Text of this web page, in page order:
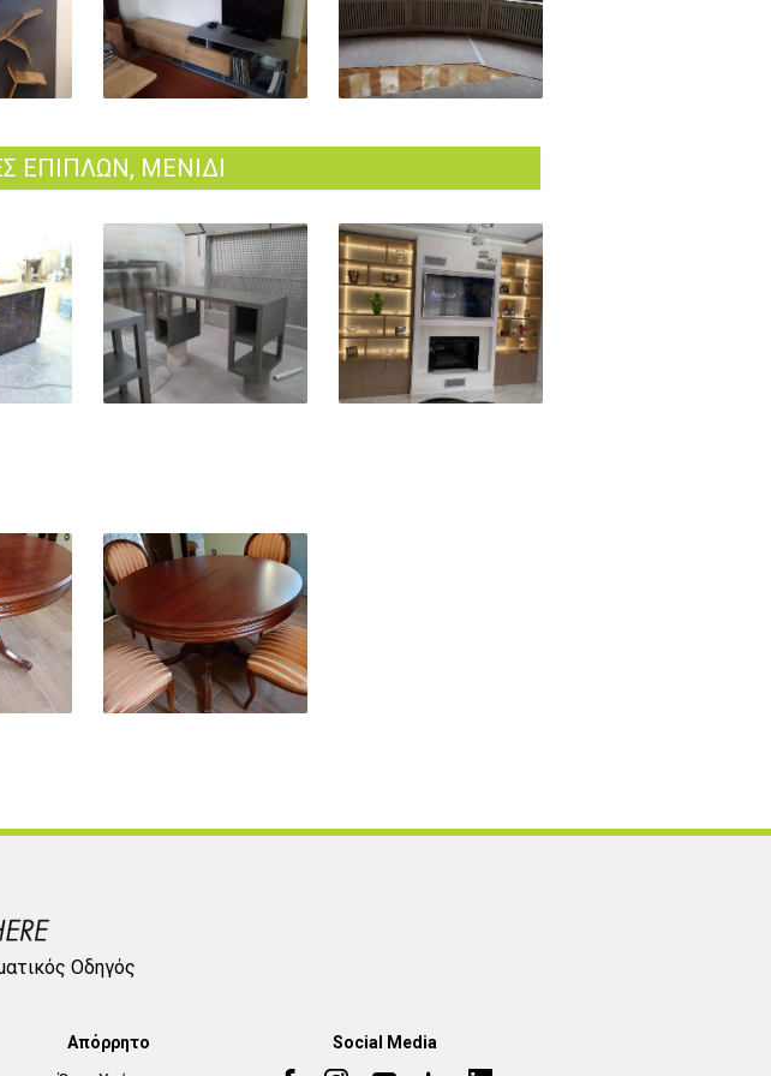
ΕΠΙΠΛΩΝ, ΜΕΝΙΔΙ
Οδηγός
Απόρρητο
Social Media